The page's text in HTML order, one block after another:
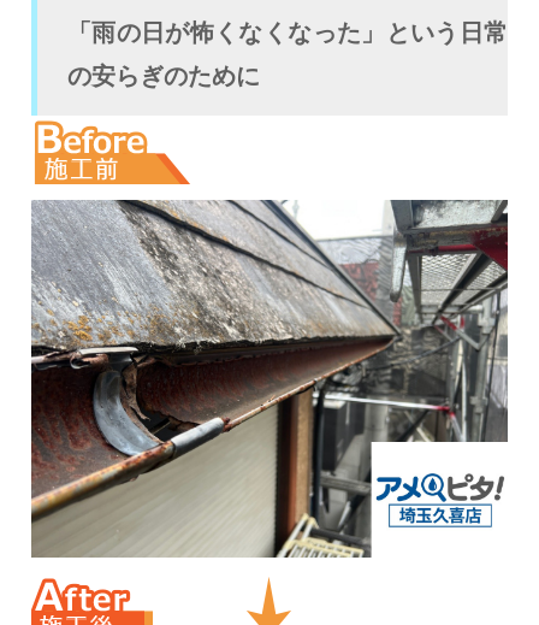
「雨の日が怖くなくなった」という日常
の安らぎのために